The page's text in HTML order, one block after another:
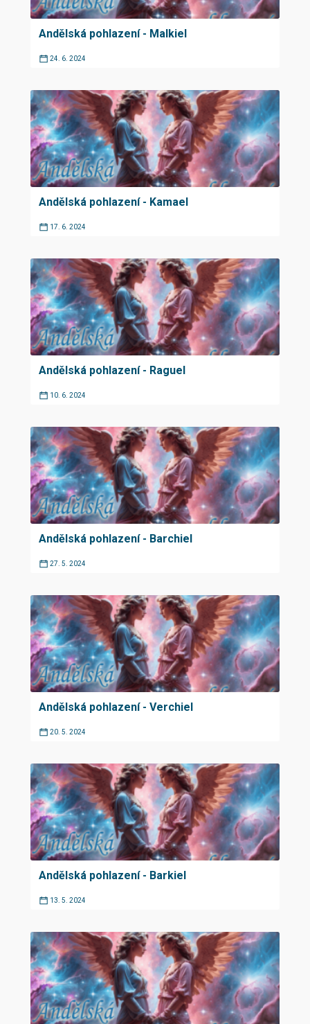
Andělská pohlazení - Malkiel
24. 6. 2024
Andělská pohlazení - Kamael
17. 6. 2024
Andělská pohlazení - Raguel
10. 6. 2024
Andělská pohlazení - Barchiel
27. 5. 2024
Andělská pohlazení - Verchiel
20. 5. 2024
Andělská pohlazení - Barkiel
13. 5. 2024